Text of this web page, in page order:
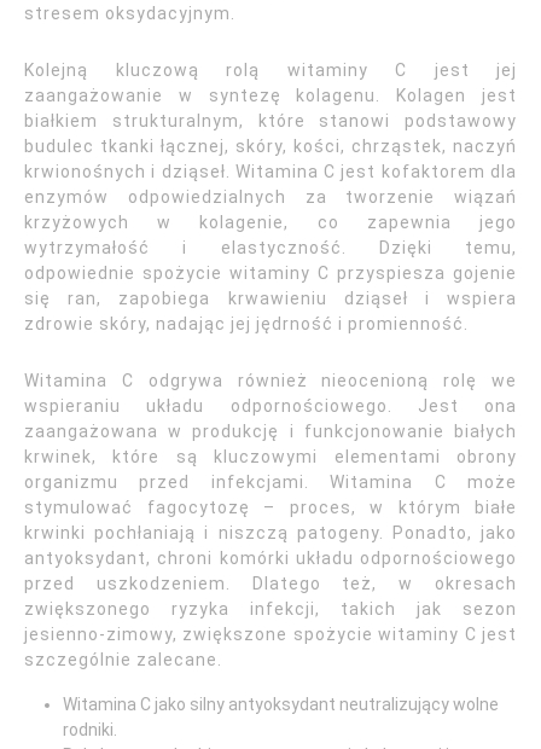
stresem oksydacyjnym.
Kolejną kluczową rolą witaminy C jest jej
zaangażowanie w syntezę kolagenu. Kolagen jest
białkiem strukturalnym, które stanowi podstawowy
budulec tkanki łącznej, skóry, kości, chrząstek, naczyń
krwionośnych i dziąseł. Witamina C jest kofaktorem dla
enzymów odpowiedzialnych za tworzenie wiązań
krzyżowych w kolagenie, co zapewnia jego
wytrzymałość i elastyczność. Dzięki temu,
odpowiednie spożycie witaminy C przyspiesza gojenie
się ran, zapobiega krwawieniu dziąseł i wspiera
zdrowie skóry, nadając jej jędrność i promienność.
Witamina C odgrywa również nieocenioną rolę we
wspieraniu układu odpornościowego. Jest ona
zaangażowana w produkcję i funkcjonowanie białych
krwinek, które są kluczowymi elementami obrony
organizmu przed infekcjami. Witamina C może
stymulować fagocytozę – proces, w którym białe
krwinki pochłaniają i niszczą patogeny. Ponadto, jako
antyoksydant, chroni komórki układu odpornościowego
przed uszkodzeniem. Dlatego też, w okresach
zwiększonego ryzyka infekcji, takich jak sezon
jesienno-zimowy, zwiększone spożycie witaminy C jest
szczególnie zalecane.
Witamina C jako silny antyoksydant neutralizujący wolne
rodniki.